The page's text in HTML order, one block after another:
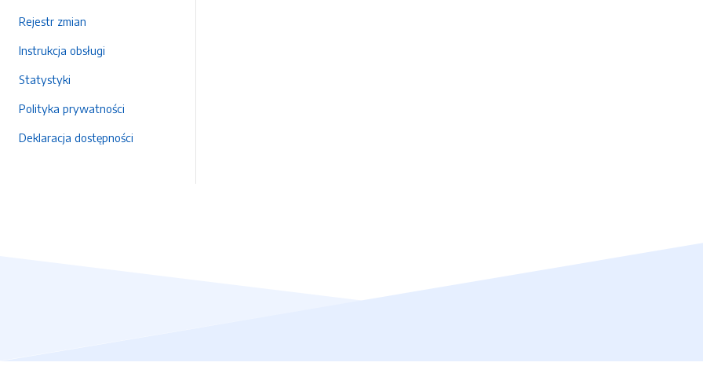
Rejestr zmian
Instrukcja obsługi
Statystyki
Polityka prywatności
Deklaracja dostępności